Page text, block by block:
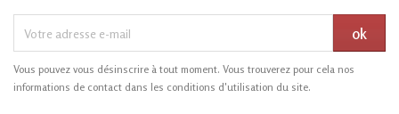
Vous pouvez vous désinscrire à tout moment. Vous trouverez pour cela nos
informations de contact dans les conditions d'utilisation du site.